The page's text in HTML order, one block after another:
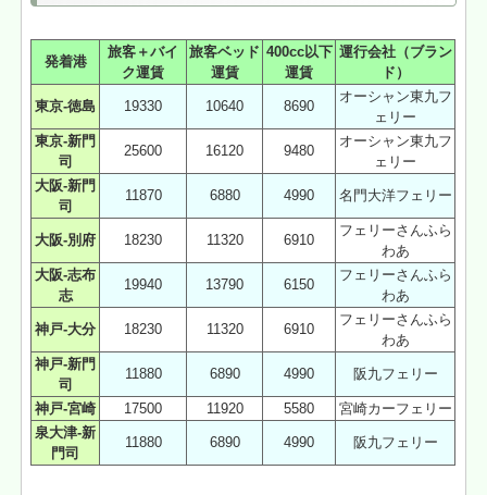
発着港
旅客＋バイ
ク運賃
旅客ベッド
運賃
400cc以下
運賃
運行会社（ブラン
ド）
東京-徳島 19330 10640 8690
オーシャン東九フ
ェリー
東京-新門
司
25600 16120 9480
オーシャン東九フ
ェリー
大阪-新門
司
11870 6880 4990 名門大洋フェリー
大阪-別府 18230 11320 6910
フェリーさんふら
わあ
大阪-志布
志
19940 13790 6150
フェリーさんふら
わあ
神戸-大分 18230 11320 6910
フェリーさんふら
わあ
神戸-新門
司
11880 6890 4990 阪九フェリー
神戸-宮崎 17500 11920 5580
宮崎カーフェリー
泉大津-新
門司
11880 6890 4990 阪九フェリー